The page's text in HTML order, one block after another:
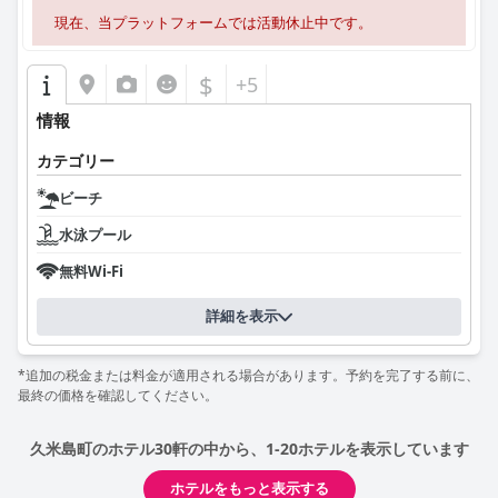
現在、当プラットフォームでは活動休止中です。
$ +5
情報
カテゴリー
ビーチ
水泳プール
無料Wi-Fi
詳細を表示
*追加の税金または料金が適用される場合があります。予約を完了する前に、
最終の価格を確認してください。
久米島町のホテル30軒の中から、1-20ホテルを表示しています
ホテルをもっと表示する